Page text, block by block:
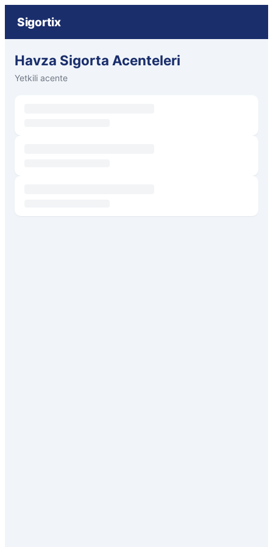
Sigortix
Havza Sigorta Acenteleri
Yetkili acente